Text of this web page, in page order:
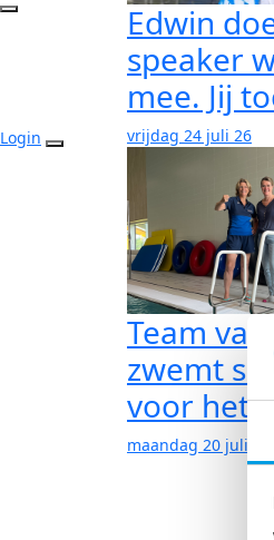
Login
Edwin
speaker
mee. Jij
vrijdag 24 juli 26
Team van
zwemt
voor het
maandag 20 juli 26